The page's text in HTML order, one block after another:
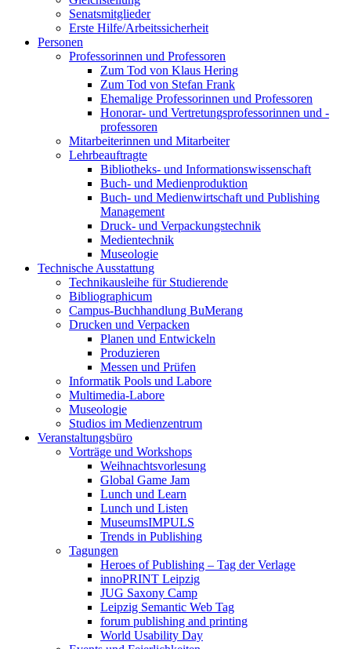
Senatsmitglieder
Erste Hilfe/Arbeitssicherheit
Personen
Professorinnen und Professoren
Zum Tod von Klaus Hering
Zum Tod von Stefan Frank
Ehemalige Professorinnen und Professoren
Honorar- und Vertretungsprofessorinnen und -
professoren
Mitarbeiterinnen und Mitarbeiter
Lehrbeauftragte
Bibliotheks- und Informationswissenschaft
Buch- und Medienproduktion
Buch- und Medienwirtschaft und Publishing
Management
Druck- und Verpackungstechnik
Medientechnik
Museologie
Technische Ausstattung
Technikausleihe für Studierende
Bibliographicum
Campus-Buchhandlung BuMerang
Drucken und Verpacken
Planen und Entwickeln
Produzieren
Messen und Prüfen
Informatik Pools und Labore
Multimedia-Labore
Museologie
Studios im Medienzentrum
Veranstaltungsbüro
Vorträge und Workshops
Weihnachtsvorlesung
Global Game Jam
Lunch und Learn
Lunch und Listen
MuseumsIMPULS
Trends in Publishing
Tagungen
Heroes of Publishing – Tag der Verlage
innoPRINT Leipzig
JUG Saxony Camp
Leipzig Semantic Web Tag
forum publishing and printing
World Usability Day